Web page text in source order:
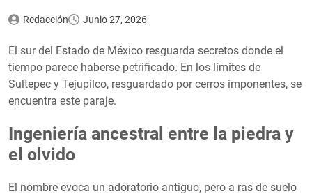
Redacción Junio 27, 2026
El sur del Estado de México resguarda secretos donde el
tiempo parece haberse petrificado. En los límites de
Sultepec y Tejupilco, resguardado por cerros imponentes, se
encuentra este paraje.
Ingeniería ancestral entre la piedra y
el olvido
El nombre evoca un adoratorio antiguo, pero a ras de suelo